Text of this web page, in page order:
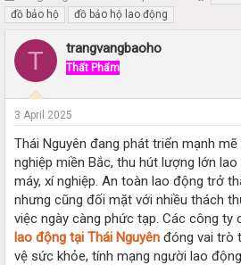
h
r
e
d
a
r
e
r
t
a
r
đồ bảo hộ
đồ bảo hộ lao động
T trangvangbaoho
Thất Phẩm
3 April 2025
Thái Nguyên đang phát triển mạnh
nghiệp miền Bắc, thu hút lượng lớn
máy, xí nghiệp. An toàn lao động trở
nhưng cũng đối mặt với nhiều thách
việc ngày càng phức tạp. Các công ty
lao động tại Thái Nguyên đóng vai trò
vệ sức khỏe, tính mạng người lao